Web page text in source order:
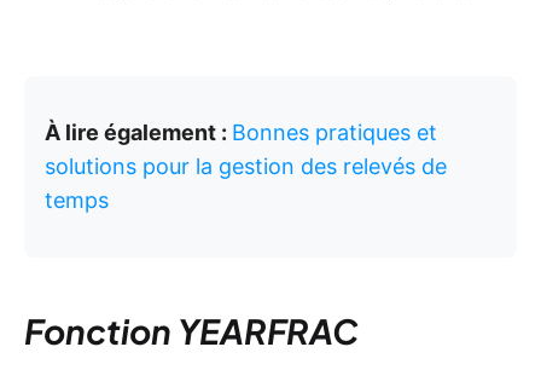
À lire également : Bonnes pratiques et
solutions pour la gestion des relevés de
temps
Fonction YEARFRAC